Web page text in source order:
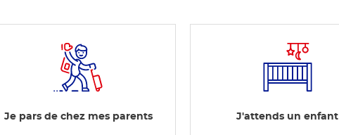
Je pars de chez mes parents J'attends un enfant